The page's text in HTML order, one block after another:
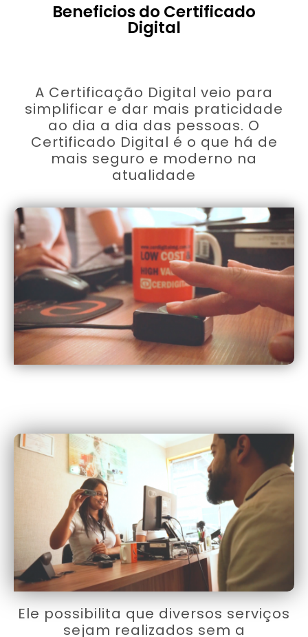
Beneficios do Certificado
Digital
A Certificação Digital veio para
simplificar e dar mais praticidade
ao dia a dia das pessoas. O
Certificado Digital é o que há de
mais seguro e moderno na
atualidade
Ele possibilita que diversos serviços
sejam realizados sem a